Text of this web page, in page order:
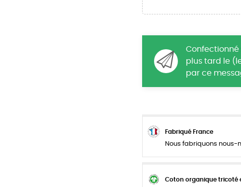
plus tard le
par ce
Fabriqué France
Nous fabriquons nous-
Coton organique tricoté